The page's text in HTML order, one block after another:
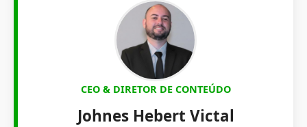
CEO & DIRETOR DE CONTEÚDO
Johnes Hebert Victal